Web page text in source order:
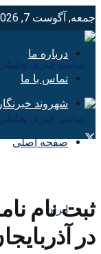
جمعه, آگوست 7, 2026
درباره ما
تماس با ما
شهروند خبرنگار
صفحه اصلی
ایران
ثبت نام
در